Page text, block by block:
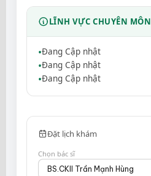
LĨNH VỰC CHUYÊN MÔN
Đang Cập nhật
Đang Cập nhật
Đang Cập nhật
Đặt lịch khám
Chọn bác sĩ